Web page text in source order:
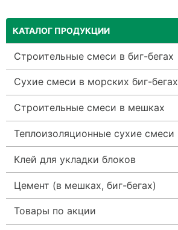
КАТАЛОГ ПРОДУКЦИИ
Строительные смеси в биг-бегах
Сухие смеси в морских биг-бегах
Строительные смеси в мешках
Теплоизоляционные сухие смеси
Клей для укладки блоков
Цемент (в мешках, биг-бегах)
Товары по акции